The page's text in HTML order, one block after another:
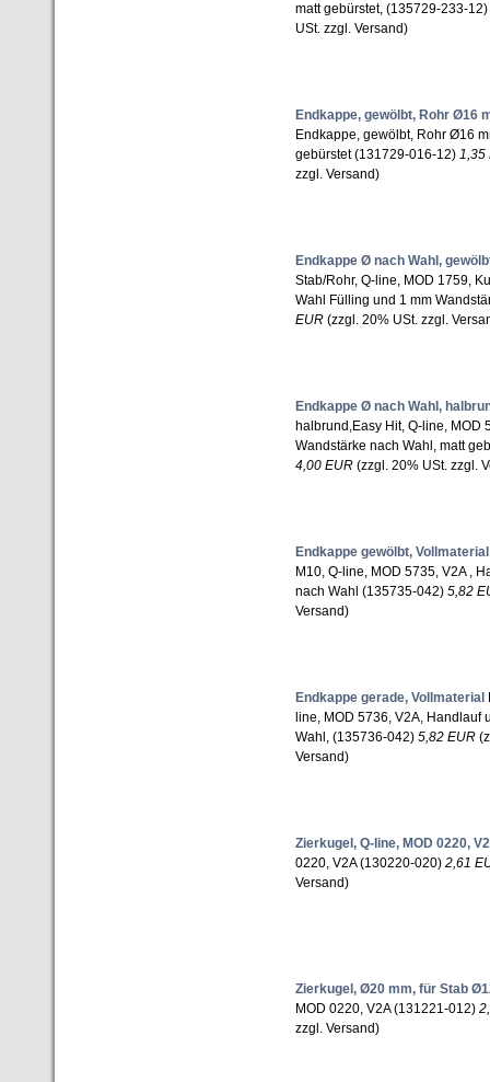
matt gebürstet, (135729-233-12)
USt. zzgl. Versand)
Endkappe, gewölbt, Rohr Ø16
Endkappe, gewölbt, Rohr Ø16
gebürstet (131729-016-12) 1,35
zzgl. Versand)
Endkappe Ø nach Wahl,
Stab/Rohr, Q-line, MOD 1759,
Wahl Fülling und 1 mm
EUR (zzgl. 20% USt. zzgl.
Endkappe Ø nach Wahl,
halbrund,Easy Hit, Q-line, MOD
Wandstärke nach Wahl, matt
4,00 EUR (zzgl. 20% USt. zzgl.
Endkappe gewölbt, Vollmaterial
M10, Q-line, MOD 5735, V2A ,
nach Wahl (135735-042) 5,82
Versand)
Endkappe gerade, Vollmaterial
line, MOD 5736, V2A, Handlauf
Wahl, (135736-042) 5,82 EUR
Versand)
Zierkugel, Q-line, MOD 0220,
0220, V2A (130220-020) 2,61
Versand)
Zierkugel, Ø20 mm, für Stab
MOD 0220, V2A (131221-012)
zzgl. Versand)